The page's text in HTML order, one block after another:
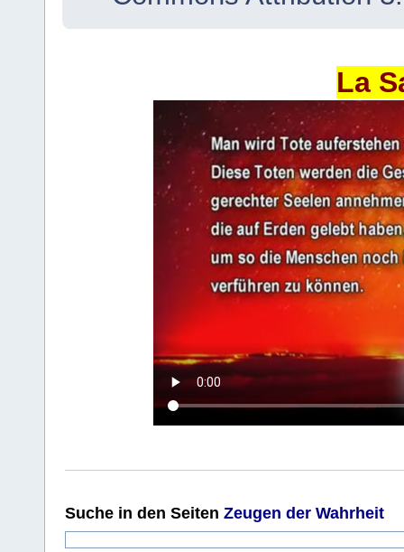
La
Suche in den Seiten Zeugen der Wahrheit